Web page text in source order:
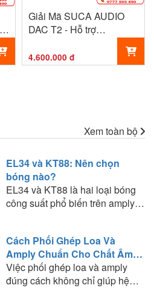
Giải Mã SUCA AUDIO
DAC T2 - Hỗ trợ
4.600.000 đ
Xem toàn bộ
EL34 và KT88: Nên chọn
bóng nào?
EL34 và KT88 là hai loại bóng
công suất phổ biến trên amply
phối ghép và lựa chọn loại bóng
phù hợp với nhu cầu nghe
nhạc.
Cách Phối Ghép Loa Và
Amply Chuẩn Cho Chất Âm
Hay
Việc phối ghép loa và amply
đúng cách không chỉ giúp hệ